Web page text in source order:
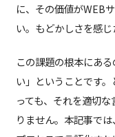
に、その価値がWEB
い。もどかしさを感じ
この課題の根本にあ
い」ということです
っても、それを適切
りません。本記事で